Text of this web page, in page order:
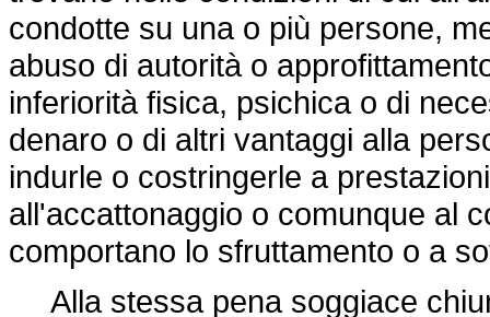
condotte su una o più persone,
abuso di autorità o
inferiorità fisica, psichica o di
denaro o di altri vantaggi alla
indurle o costringerle a
all'accattonaggio o comunque al
comportano lo sfruttamento o a
Alla stessa pena soggiace